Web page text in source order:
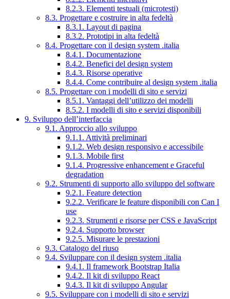
8.2.3. Elementi testuali (microtesti)
8.3. Progettare e costruire in alta fedeltà
8.3.1. Layout di pagina
8.3.2. Prototipi in alta fedeltà
8.4. Progettare con il design system .italia
8.4.1. Documentazione
8.4.2. Benefici del design system
8.4.3. Risorse operative
8.4.4. Come contribuire al design system .italia
8.5. Progettare con i modelli di sito e servizi
8.5.1. Vantaggi dell’utilizzo dei modelli
8.5.2. I modelli di sito e servizi disponibili
9. Sviluppo dell’interfaccia
9.1. Approccio allo sviluppo
9.1.1. Attività preliminari
9.1.2. Web design responsivo e accessibile
9.1.3. Mobile first
9.1.4. Progressive enhancement e Graceful
degradation
9.2. Strumenti di supporto allo sviluppo del software
9.2.1. Feature detection
9.2.2. Verificare le feature disponibili con Can I
use
9.2.3. Strumenti e risorse per CSS e JavaScript
9.2.4. Supporto browser
9.2.5. Misurare le prestazioni
9.3. Catalogo del riuso
9.4. Sviluppare con il design system .italia
9.4.1. Il framework Bootstrap Italia
9.4.2. Il kit di sviluppo React
9.4.3. Il kit di sviluppo Angular
9.5. Sviluppare con i modelli di sito e servizi